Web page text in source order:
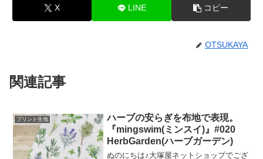
X LINE コピー
OTSUKAYA
関連記事
プリント生地
ハーブの安らぎを布地で表現。
『mingswim(ミンスイ)』#020
HerbGarden(ハーブガーデン)
ぬのにちは♪大塚屋ネットショップでござ